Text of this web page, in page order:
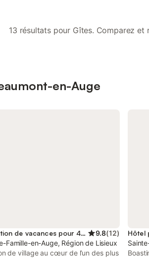
13 résultats pour Gîtes. Comparez et
en-Auge
Location de vacances pour 4 personnes 9.8(12)
Famille-en-Auge, Région de Lisieux
de village au cœur de l’un des plus
Hôtel